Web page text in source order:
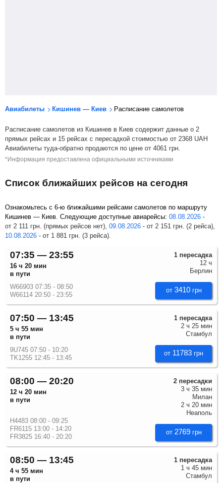
Авиабилеты Кишинев — Киев Расписание самолетов
Расписание самолетов из Кишинев в Киев содержит данные о 2
прямых рейсах и 15 рейсах с пересадкой стоимостью от 2368 UAH
Авиабилеты туда-обратно продаются по цене от 4061 грн
*Информация предоставлена официальными источниками
Список ближайших рейсов на сегодня
Ознакомьтесь с 6-ю ближайшими рейсами самолетов по маршруту
Кишинев — Киев. Следующие доступные авиарейсы: 08.08.2026 -
от 2 111 грн . (прямых рейсов нет), 09.08.2026 - от 2 151 грн . (2 рейса),
10.08.2026 - от 1 881 грн . (3 рейса).
07:35 — 23:55
16 ч 20 мин
в пути
от 3410 грн
1 пересадка
12 ч
Берлин
W66903 07:35 - 08:50
W66114 20:50 - 23:55
07:50 — 13:45
5 ч 55 мин
в пути
от 11783 грн
1 пересадка
2 ч 25 мин
Стамбул
9U745 07:50 - 10:20
TK1255 12:45 - 13:45
08:00 — 20:20
12 ч 20 мин
в пути
от 2769 грн
2 пересадки
3 ч 35 мин
Милан
2 ч 20 мин
Неаполь
H4483 08:00 - 09:25
FR6115 13:00 - 14:20
FR3825 16:40 - 20:20
08:50 — 13:45
4 ч 55 мин
в пути
1 пересадка
1 ч 45 мин
Стамбул